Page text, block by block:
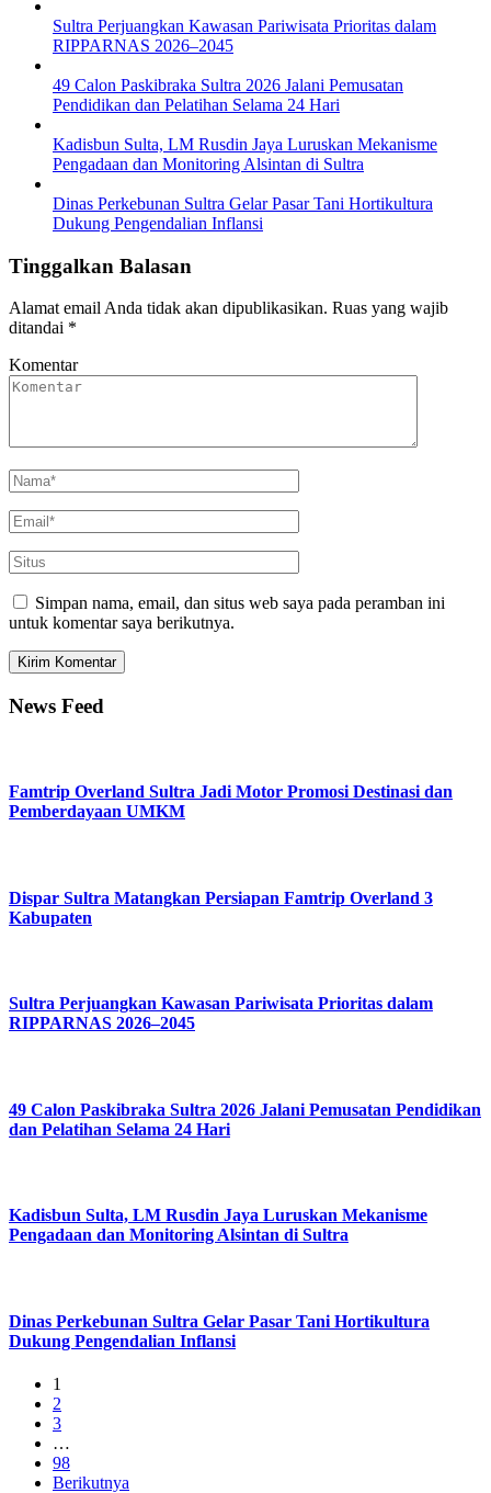
Sultra Perjuangkan Kawasan Pariwisata Prioritas dalam
RIPPARNAS 2026–2045
49 Calon Paskibraka Sultra 2026 Jalani Pemusatan
Pendidikan dan Pelatihan Selama 24 Hari
Kadisbun Sulta, LM Rusdin Jaya Luruskan Mekanisme
Pengadaan dan Monitoring Alsintan di Sultra
Dinas Perkebunan Sultra Gelar Pasar Tani Hortikultura
Dukung Pengendalian Inflansi
Tinggalkan Balasan
Alamat email Anda tidak akan dipublikasikan. Ruas yang wajib
ditandai *
Komentar
Simpan nama, email, dan situs web saya pada peramban ini
untuk komentar saya berikutnya.
News Feed
Famtrip Overland Sultra Jadi Motor Promosi Destinasi dan
Pemberdayaan UMKM
Dispar Sultra Matangkan Persiapan Famtrip Overland 3
Kabupaten
Sultra Perjuangkan Kawasan Pariwisata Prioritas dalam
RIPPARNAS 2026–2045
49 Calon Paskibraka Sultra 2026 Jalani Pemusatan Pendidikan
dan Pelatihan Selama 24 Hari
Kadisbun Sulta, LM Rusdin Jaya Luruskan Mekanisme
Pengadaan dan Monitoring Alsintan di Sultra
Dinas Perkebunan Sultra Gelar Pasar Tani Hortikultura
Dukung Pengendalian Inflansi
1
2
3
…
98
Berikutnya